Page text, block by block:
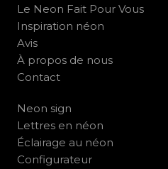
Le Neon Fait Pour Vous
Inspiration néon
Avis
À propos de nous
Contact
Neon sign
Lettres en néon
Éclairage au néon
Configurateur